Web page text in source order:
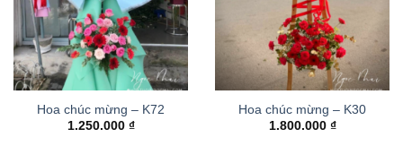
Hoa chúc mừng – K72
1.250.000 ₫
Hoa chúc mừng – K30
1.800.000 ₫